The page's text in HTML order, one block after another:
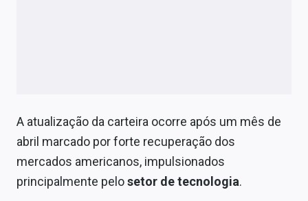
Expediente
Contato
A atualização da carteira ocorre após um mês de
abril marcado por forte recuperação dos
mercados americanos, impulsionados
principalmente pelosetor de tecnologia.